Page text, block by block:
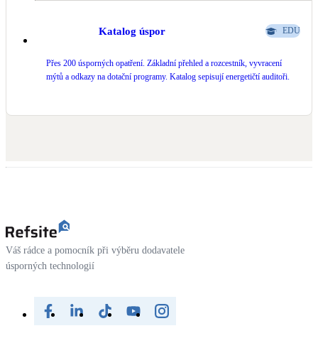
#pesekmudrafve #menic #victronenergy
#solarenergy #solarnisystemy #fotovoltaika #fotovoltaicsystem
#fotovoltaickaelektrarna #solarnielektrarna #victron #victron_energy
Katalog úspor EDU
Přes 200 úsporných opatření. Základní přehled a rozcestník, vyvracení
mýtů a odkazy na dotační programy. Katalog sepisují energetičtí auditoři.
Váš rádce a pomocník při výběru dodavatele
úsporných technologií